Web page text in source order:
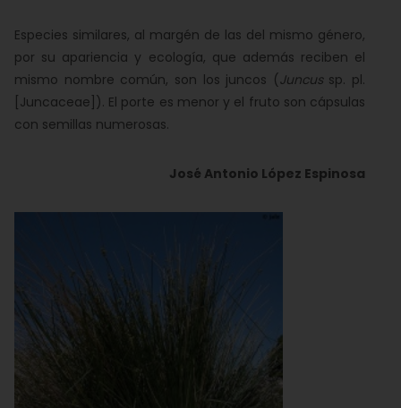
Especies similares, al margén de las del mismo género,
por su apariencia y ecología, que además reciben el
mismo nombre común, son los juncos (Juncussp. pl.
[Juncaceae]). El porte es menor y el fruto son cápsulas
con semillas numerosas.
José Antonio López Espinosa